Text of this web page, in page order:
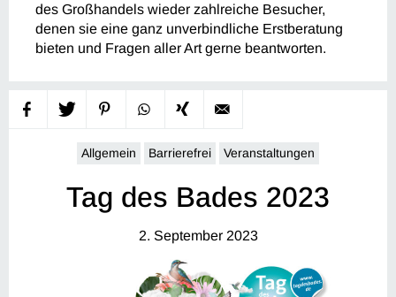
des Großhandels wieder zahlreiche Besucher,
denen sie eine ganz unverbindliche Erstberatung
bieten und Fragen aller Art gerne beantworten.
Allgemein Barrierefrei Veranstaltungen
Tag des Bades 2023
2. September 2023